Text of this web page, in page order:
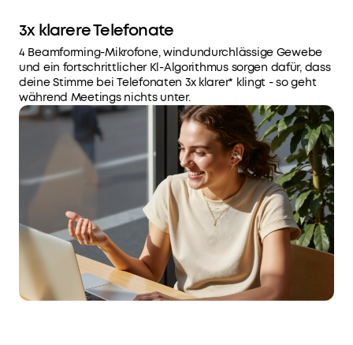
3x klarere Telefonate
4 Beamforming-Mikrofone, windundurchlässige Gewebe
und ein fortschrittlicher Kl-Algorithmus sorgen dafür, dass
deine Stimme bei Telefonaten 3x klarer* klingt - so geht
während Meetings nichts unter.